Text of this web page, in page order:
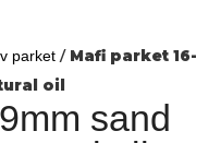
parket / Mafi parket 16-
oil
sand